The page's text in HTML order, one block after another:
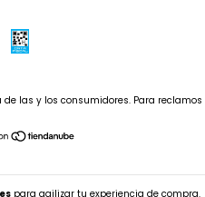
para agilizar tu experiencia de compra.
de las y los consumidores. Para reclamos